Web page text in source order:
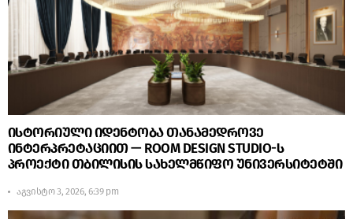
ისტორიული იდენტობა თანამედროვე
ინტერპრეტაციით — ROOM DESIGN STUDIO-ს
პროექტი თბილისის სახელმწიფო უნივერსიტეტში
აგვისტო 3, 2026, 6:39 pm